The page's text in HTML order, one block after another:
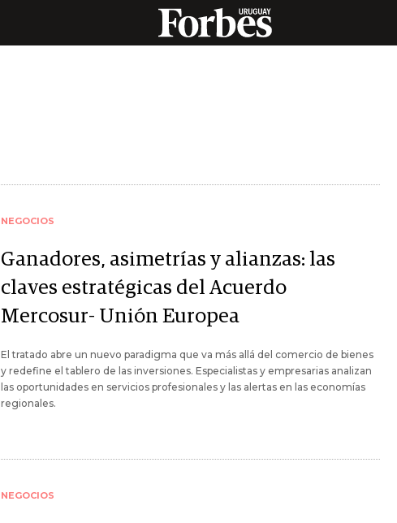
NEGOCIOS
Ganadores, asimetrías y alianzas: las
claves estratégicas del Acuerdo
Mercosur- Unión Europea
El tratado abre un nuevo paradigma que va más allá del comercio de bienes
y redefine el tablero de las inversiones. Especialistas y empresarias analizan
las oportunidades en servicios profesionales y las alertas en las economías
regionales.
NEGOCIOS